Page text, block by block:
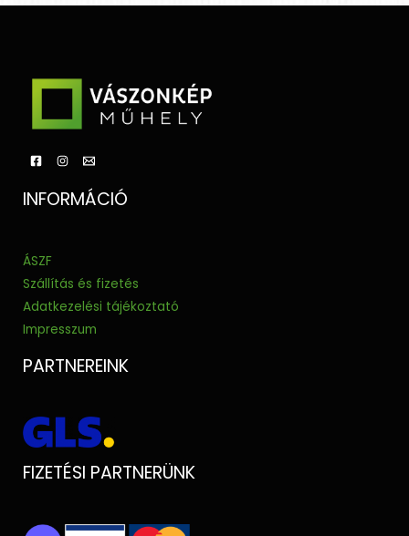
INFORMÁCIÓ
ÁSZF
Szállítás és fizetés
Adatkezelési tájékoztató
Impresszum
PARTNEREINK
FIZETÉSI PARTNERÜNK